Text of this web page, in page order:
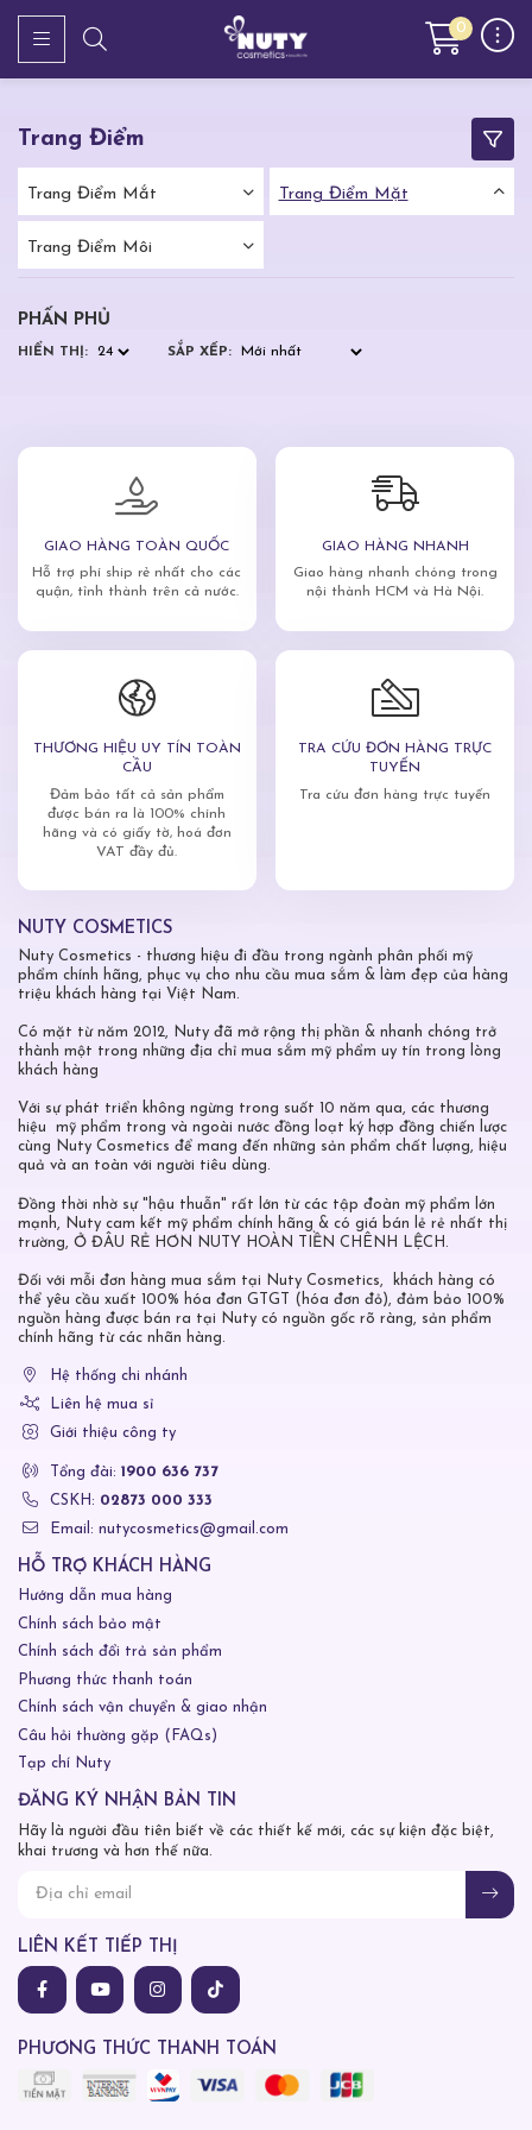
0
Trang Điểm
Trang Điểm Mắt Trang Điểm Mặt
Trang Điểm Môi
PHẤN PHỦ
HIỂN THỊ: SẮP XẾP:
GIAO HÀNG TOÀN QUỐC
Hỗ trợ phí ship rẻ nhất cho các
quận, tỉnh thành trên cả nước.
GIAO HÀNG NHANH
Giao hàng nhanh chóng trong
nội thành HCM và Hà Nội.
THƯƠNG HIỆU UY TÍN TOÀN
CẦU
Đảm bảo tất cả sản phẩm
được bán ra là 100% chính
hãng và có giấy tờ, hoá đơn
VAT đầy đủ.
TRA CỨU ĐƠN HÀNG TRỰC
TUYẾN
Tra cứu đơn hàng trực tuyến
NUTY COSMETICS
Nuty Cosmetics - thương hiệu đi đầu trong ngành phân phối mỹ
phẩm chính hãng, phục vụ cho nhu cầu mua sắm & làm đẹp của hàng
triệu khách hàng tại Việt Nam.
Có mặt từ năm 2012, Nuty đã mở rộng thị phần & nhanh chóng trở
thành một trong những địa chỉ mua sắm mỹ phẩm uy tín trong lòng
khách hàng
Với sự phát triển không ngừng trong suốt 10 năm qua, các thương
hiệu mỹ phẩm trong và ngoài nước đồng loạt ký hợp đồng chiến lược
cùng Nuty Cosmetics để mang đến những sản phẩm chất lượng, hiệu
quả và an toàn với người tiêu dùng.
Đồng thời nhờ sự "hậu thuẫn" rất lớn từ các tập đoàn mỹ phẩm lớn
mạnh, Nuty cam kết mỹ phẩm chính hãng & có giá bán lẻ rẻ nhất thị
trường, Ở ĐÂU RẺ HƠN NUTY HOÀN TIỀN CHÊNH LỆCH.
Đối với mỗi đơn hàng mua sắm tại Nuty Cosmetics, khách hàng có
thể yêu cầu xuất 100% hóa đơn GTGT (hóa đơn đỏ), đảm bảo 100%
nguồn hàng được bán ra tại Nuty có nguồn gốc rõ ràng, sản phẩm
chính hãng từ các nhãn hàng.
Hệ thống chi nhánh
Liên hệ mua sỉ
Giới thiệu công ty
Tổng đài: 1900 636 737
CSKH: 02873 000 333
Email: nutycosmetics@gmail.com
HỖ TRỢ KHÁCH HÀNG
Hướng dẫn mua hàng
Chính sách bảo mật
Chính sách đổi trả sản phẩm
Phương thức thanh toán
Chính sách vận chuyển & giao nhận
Câu hỏi thường gặp (FAQs)
Tạp chí Nuty
ĐĂNG KÝ NHẬN BẢN TIN
Hãy là người đầu tiên biết về các thiết kế mới, các sự kiện đặc biệt,
khai trương và hơn thế nữa.
LIÊN KẾT TIẾP THỊ
PHƯƠNG THỨC THANH TOÁN